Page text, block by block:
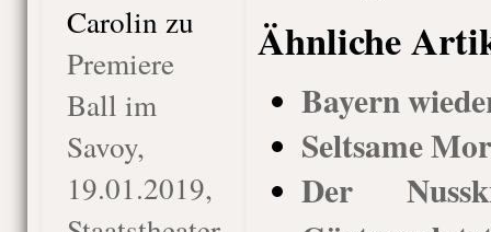
Carolin zu
Premiere
Ball im
Savoy,
19.01.2019,
Ähnliche
Bayern
Seltsame
Der